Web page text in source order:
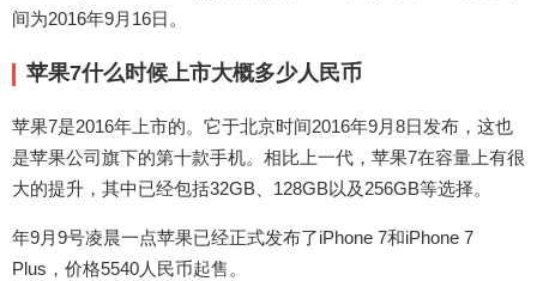
间为2016年9月16日。
苹果7什么时候上市大概多少人民币
苹果7是2016年上市的。它于北京时间2016年9月8日发布，这也
是苹果公司旗下的第十款手机。相比上一代，苹果7在容量上有很
大的提升，其中已经包括32GB、128GB以及256GB等选择。
年9月9号凌晨一点苹果已经正式发布了iPhone 7和iPhone 7
Plus，价格5540人民币起售。